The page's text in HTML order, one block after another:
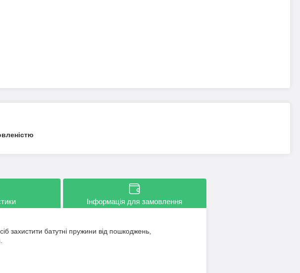
Інформація для замовлення
захистити батутні пружини від пошкоджень,